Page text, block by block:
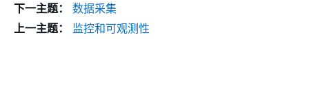
下一主题：
数据采集
上一主题：
监控和可观测性